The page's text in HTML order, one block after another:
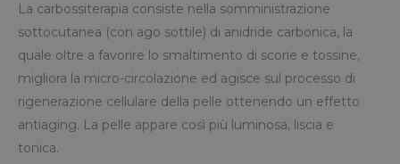
La carbossiterapia consiste nella somministrazione
sottocutanea (con ago sottile) di anidride carbonica, la
quale oltre a favorire lo smaltimento di scorie e tossine,
migliora la micro-circolazione ed agisce sul processo di
rigenerazione cellulare della pelle ottenendo un effetto
antiaging. La pelle appare così più luminosa, liscia e
tonica.